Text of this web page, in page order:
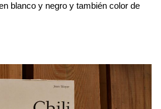
blanco y negro y también color de